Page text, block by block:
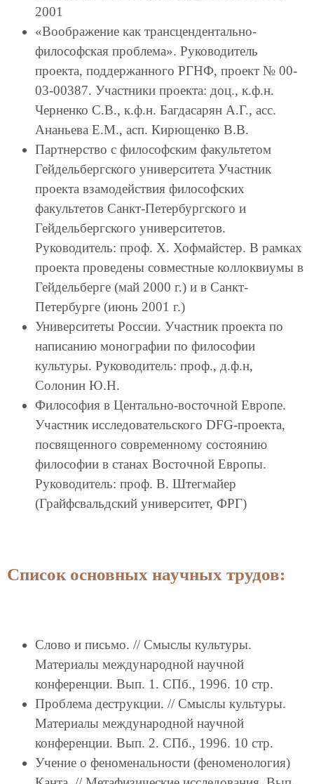
2001
«Воображение как трансцендентально-
философская проблема». Руководитель
проекта, поддержанного РГНФ, проект № 00-
03-00387. Участники проекта: доц., к.ф.н.
Черненко С.В., к.ф.н. Багдасарян А.Г., асс.
Ананьева Е.М., асп. Кирющенко В.В.
Партнерство с философским факультетом
Гейдельбергского университета Участник
проекта взамодействия философских
факультетов Санкт-Петербургского и
Гейдельбергского университетов.
Руководитель: проф. Х. Хофмайстер. В рамках
проекта проведены совместные коллоквиумы в
Гейдельберге (май 2000 г.) и в Санкт-
Петербурге (июнь 2001 г.)
Университеты России. Участник проекта по
написанию монографии по философии
культуры. Руководитель: проф., д.ф.н,
Солонин Ю.Н.
Философия в Центально-восточной Европе.
Участник исследовательского DFG-проекта,
посвященного современному состоянию
философии в станах Восточной Европы.
Руководитель: проф. В. Штегмайер
(Грайфсвальдский университет, ФРГ)
Список основных научных трудов:
Слово и письмо. // Смыслы культуры.
Материалы международной научной
конференции. Вып. 1. СПб., 1996. 10 стр.
Проблема деструкции. // Смыслы культуры.
Материалы международной научной
конференции. Вып. 2. СПб., 1996. 10 стр.
Учение о феноменальности (феноменология)